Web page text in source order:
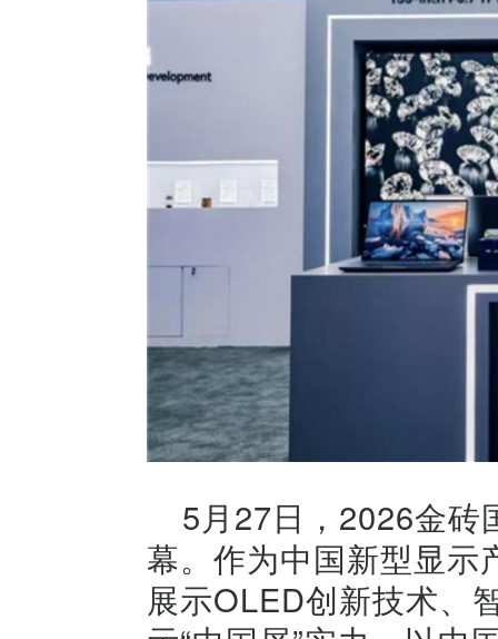
5月27日，2026金砖
幕。作为中国新型显示
展示OLED创新技术、